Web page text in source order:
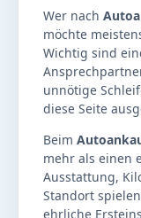
Wer nach
möchte
Wichtig sind
unnötige
diese Seite
Beim
mehr als einen
Ausstattung,
Standort
ehrliche